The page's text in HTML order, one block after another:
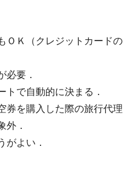
ＯＫ（クレジットカードの
必要．
トで自動的に決まる．
券を購入した際の旅行代理
外．
がよい．